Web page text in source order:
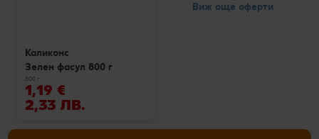
Каликонс
Зелен фасул 800 г
800 г
1,19 €
2,33 ЛВ.
Виж още оферти